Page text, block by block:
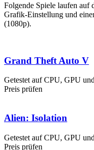
Folgende Spiele laufen auf
Grafik-Einstellung und
(1080p).
Grand Theft Auto V
Getestet auf CPU, GPU
Preis prüfen
Alien: Isolation
Getestet auf CPU, GPU
Preis prüfen